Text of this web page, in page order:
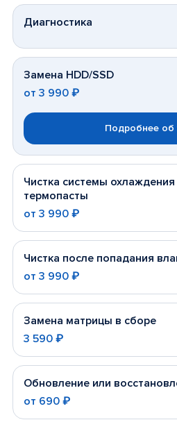
Диагностика
Замена HDD/SSD
от 3 990 ₽
Подробнее об
Чистка системы
термопасты
от 3 990 ₽
Чистка после попадания
от 3 990 ₽
Замена матрицы в сборе
3 590 ₽
Обновление или
от 690 ₽